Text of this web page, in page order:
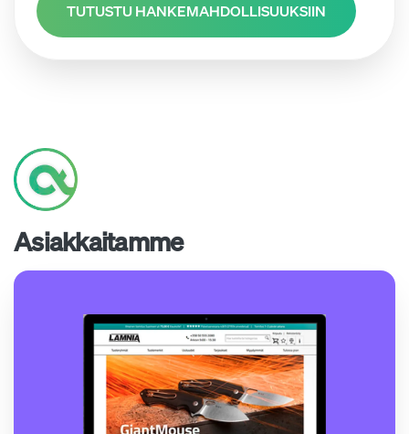
TUTUSTU HANKEMAHDOLLISUUKSIIN
Asiakkaitamme